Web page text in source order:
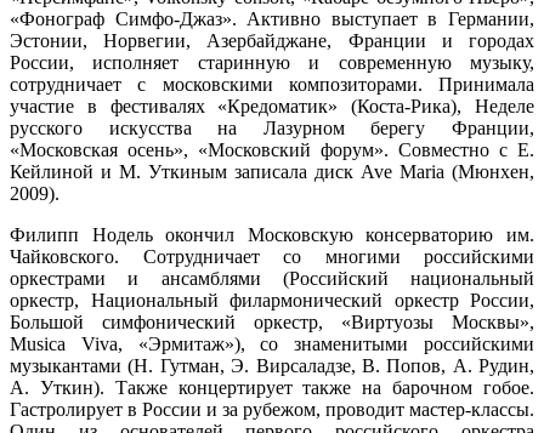
«Фонограф Симфо-Джаз». Активно выступает в Германии,
Эстонии, Норвегии, Азербайджане, Франции и городах
России, исполняет старинную и современную музыку,
сотрудничает с московскими композиторами. Принимала
участие в фестивалях «Кредоматик» (Коста-Рика), Неделе
русского искусства на Лазурном берегу Франции,
«Московская осень», «Московский форум». Совместно с Е.
Кейлиной и М. Уткиным записала диск Ave Maria (Мюнхен,
2009).
Филипп Нодель окончил Московскую консерваторию им.
Чайковского. Сотрудничает со многими российскими
оркестрами и ансамблями (Российский национальный
оркестр, Национальный филармонический оркестр России,
Большой симфонический оркестр, «Виртуозы Москвы»,
Musica Viva, «Эрмитаж»), со знаменитыми российскими
музыкантами (Н. Гутман, Э. Вирсаладзе, В. Попов, А. Рудин,
А. Уткин). Также концертирует также на барочном гобое.
Гастролирует в России и за рубежом, проводит мастер-классы.